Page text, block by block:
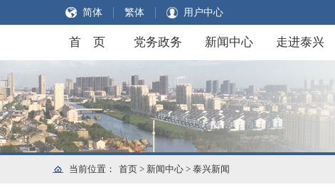
简体 繁体 用户中心
首 页 党务政务 新闻中心 走进泰兴
当前位置： 首页 > 新闻中心 > 泰兴新闻